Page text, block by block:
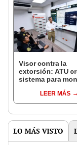
Visor contra la
extorsión: ATU
sistema para
Lima y Callao
LEER MÁS
LO MÁS VISTO